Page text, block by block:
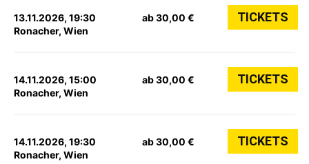
13.11.2026, 19:30
Ronacher, Wien
ab 30,00 € TICKETS
14.11.2026, 15:00
Ronacher, Wien
ab 30,00 € TICKETS
14.11.2026, 19:30
Ronacher, Wien
ab 30,00 € TICKETS